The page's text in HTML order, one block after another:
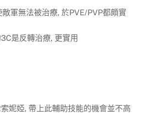
敵軍無法被治療, 於PVE/PVP都頗實
是反轉治療, 更實用
妮婭, 帶上此輔助技能的機會並不高